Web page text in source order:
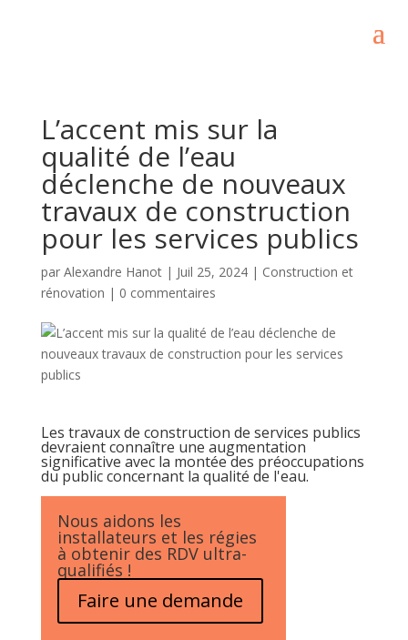
L’accent mis sur la
qualité de l’eau
déclenche de nouveaux
travaux de construction
pour les services publics
par Alexandre Hanot| Juil 25, 2024| Construction et
rénovation | 0 commentaires
Les travaux de construction de services publics
devraient connaître une augmentation
significative avec la montée des préoccupations
du public concernant la qualité de l'eau.
Nous aidons les
installateurs et les régies
à obtenir des RDV ultra-
qualifiés !
Faire une demande